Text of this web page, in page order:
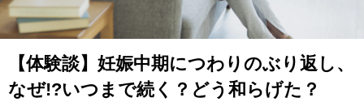
【体験談】妊娠中期につわりのぶり返し、
なぜ!?いつまで続く？どう和らげた？